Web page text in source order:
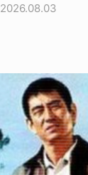
2026.08.03